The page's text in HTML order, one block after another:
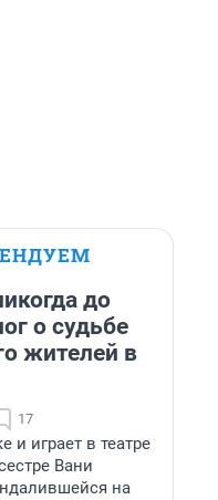
до
о судьбе
жителей в
17
и играет в театре
Вани
на